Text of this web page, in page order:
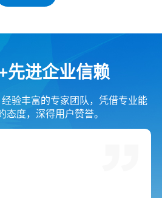
先进企业信赖
验丰富的专家团队，凭借专业能
态度，深得用户赞誉。